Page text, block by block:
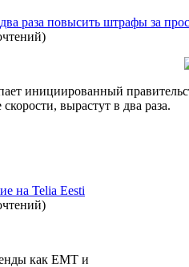
раза повысить штрафы за
)
инициированный
вырастут в два раза.
на Telia Eesti
)
как EMT и